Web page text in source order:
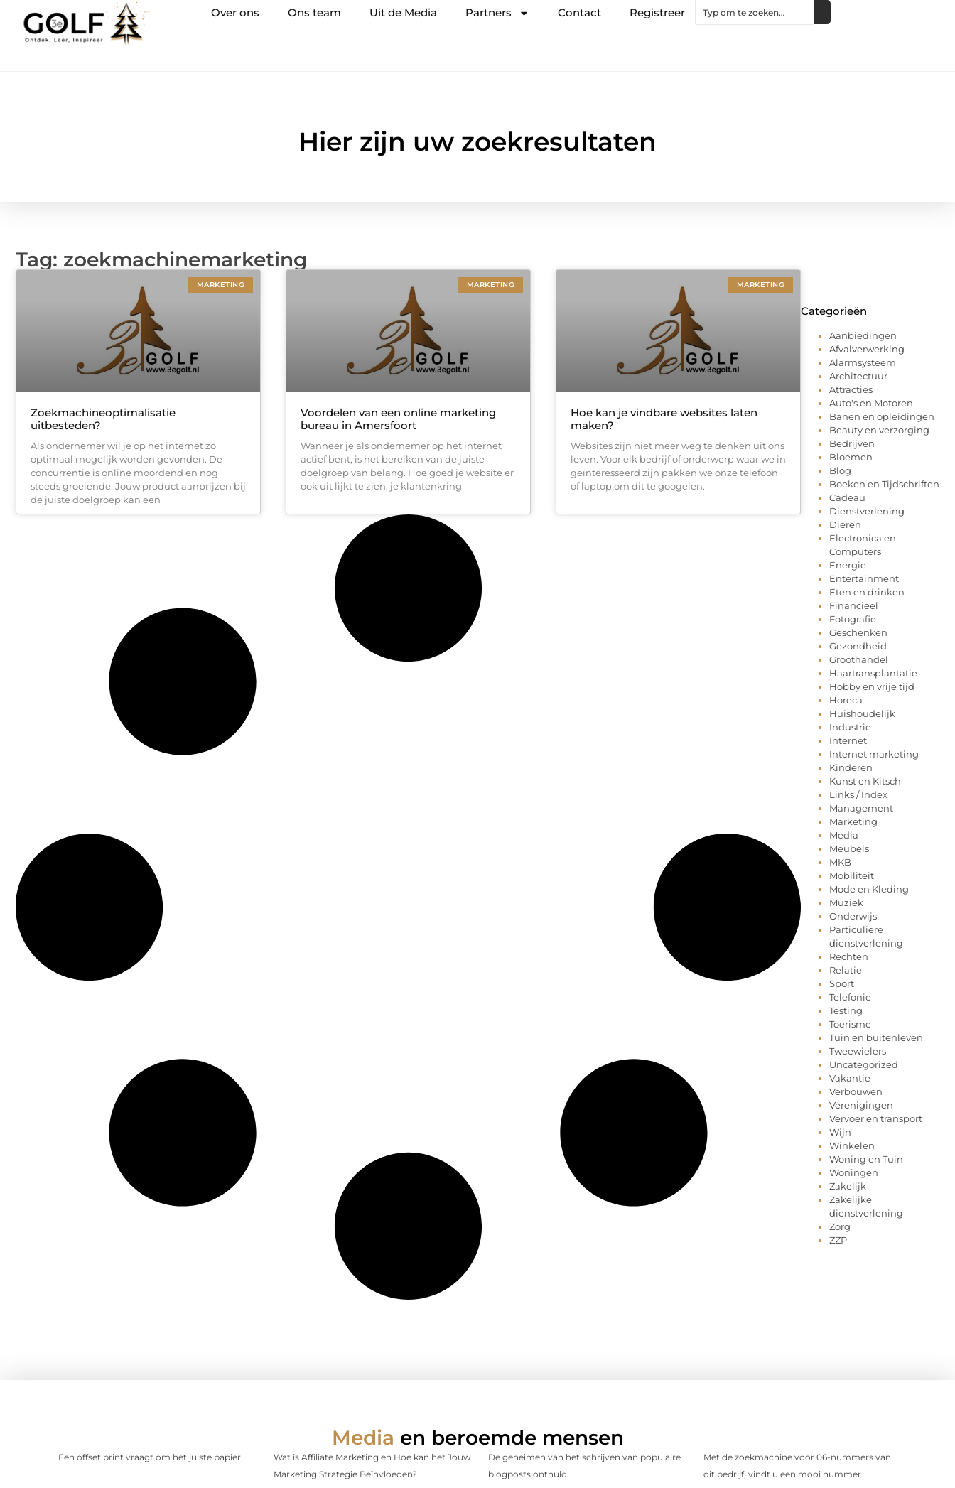
Over ons Ons team Uit de Media Partners Contact Registreer
Hier zijn uw zoekresultaten
Tag: zoekmachinemarketing
MARKETING
Zoekmachineoptimalisatie
uitbesteden?
Als ondernemer wil je op het internet zo
optimaal mogelijk worden gevonden. De
concurrentie is online moordend en nog
steeds groeiende. Jouw product aanprijzen bij
de juiste doelgroep kan een
MARKETING
Voordelen van een online marketing
bureau in Amersfoort
Wanneer je als ondernemer op het internet
actief bent, is het bereiken van de juiste
doelgroep van belang. Hoe goed je website er
ook uit lijkt te zien, je klantenkring
MARKETING
Hoe kan je vindbare websites laten
maken?
Websites zijn niet meer weg te denken uit ons
leven. Voor elk bedrijf of onderwerp waar we in
geïnteresseerd zijn pakken we onze telefoon
of laptop om dit te googelen.
Categorieën
Aanbiedingen
Afvalverwerking
Alarmsysteem
Architectuur
Attracties
Auto's en Motoren
Banen en opleidingen
Beauty en verzorging
Bedrijven
Bloemen
Blog
Boeken en Tijdschriften
Cadeau
Dienstverlening
Dieren
Electronica en
Computers
Energie
Entertainment
Eten en drinken
Financieel
Fotografie
Geschenken
Gezondheid
Groothandel
Haartransplantatie
Hobby en vrije tijd
Horeca
Huishoudelijk
Industrie
Internet
Internet marketing
Kinderen
Kunst en Kitsch
Links / Index
Management
Marketing
Media
Meubels
MKB
Mobiliteit
Mode en Kleding
Muziek
Onderwijs
Particuliere
dienstverlening
Rechten
Relatie
Sport
Telefonie
Testing
Toerisme
Tuin en buitenleven
Tweewielers
Uncategorized
Vakantie
Verbouwen
Verenigingen
Vervoer en transport
Wijn
Winkelen
Woning en Tuin
Woningen
Zakelijk
Zakelijke
dienstverlening
Zorg
ZZP
Media en beroemde mensen
Een offset print vraagt om het juiste papier
Wat is Affiliate Marketing en Hoe kan het Jouw
Marketing Strategie Beïnvloeden?
De geheimen van het schrijven van populaire
blogposts onthuld
Met de zoekmachine voor 06-nummers van
dit bedrijf, vindt u een mooi nummer